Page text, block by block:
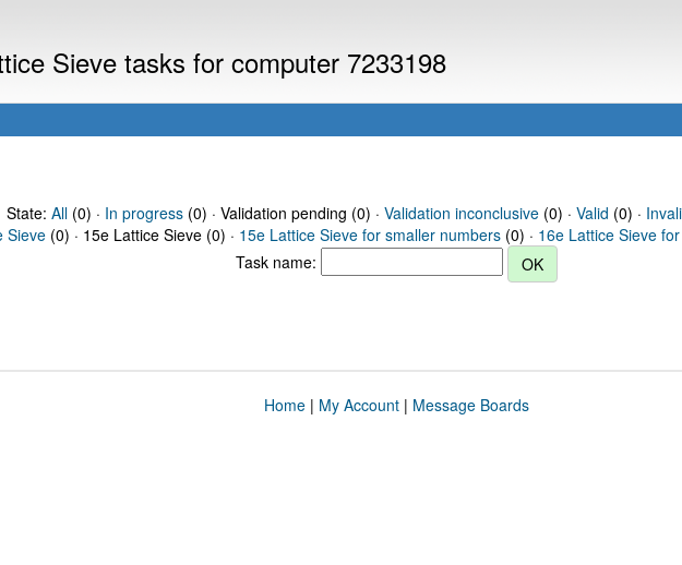
Sieve tasks for computer 7233198
State: All(0) · In progress(0) · Validation pending (0) · Validation inconclusive(0) · Valid (0) ·
Sieve (0) · 15e Lattice Sieve (0) · 15e Lattice Sieve for smaller numbers (0) · 16e Lattice Sieve
Task name:
Home| My Account| Message Boards